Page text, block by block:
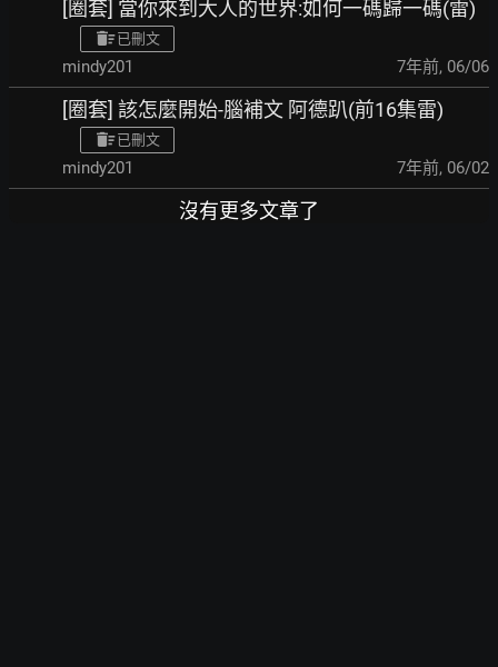
[圈套] 當你來到大人的世界:如何一碼歸一碼(雷)
已刪文
mindy201 7年前, 06/06
[圈套] 該怎麼開始-腦補文 阿德趴(前16集雷)
已刪文
mindy201 7年前, 06/02
沒有更多文章了